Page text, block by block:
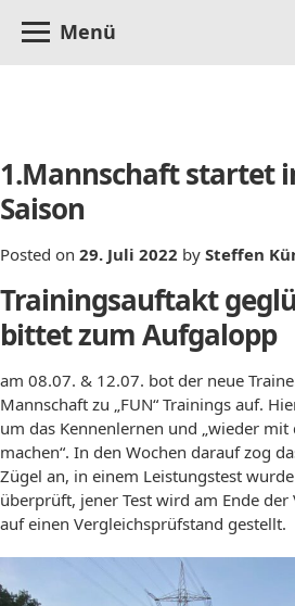
Menü
1.Mannschaft startet
Saison
Posted on 29. Juli 2022 by Steffen
Trainingsauftakt
bittet zum Aufgalopp
am 08.07. & 12.07. bot der neue
Mannschaft zu „FUN“ Trainings auf.
um das Kennenlernen und „wieder mit
machen“. In den Wochen darauf zog
Zügel an, in einem Leistungstest
überprüft, jener Test wird am Ende
auf einen Vergleichsprüfstand gestellt.